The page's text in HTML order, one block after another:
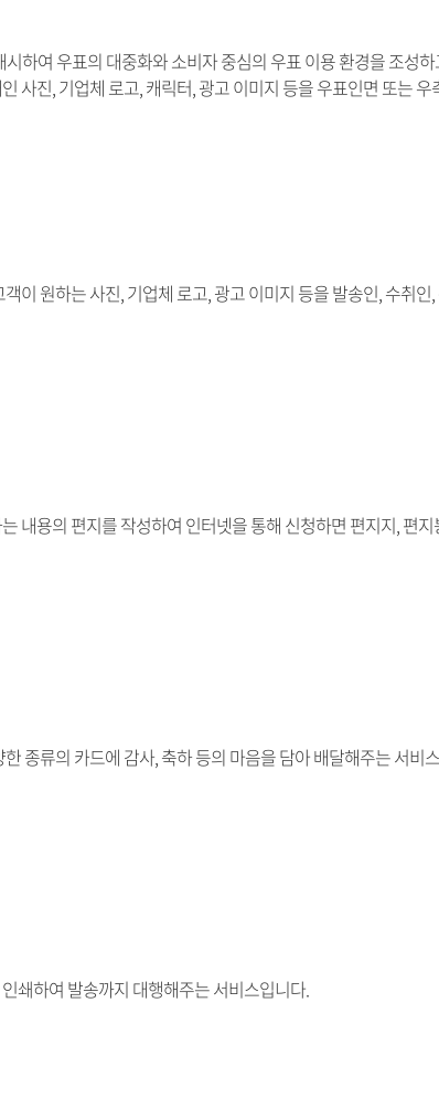
하여 우표의 대중화와 소비자 중심의 우표 이용 환경을 조성
사진, 기업체 로고, 캐릭터, 광고 이미지 등을 우표인면 또는
이 원하는 사진, 기업체 로고, 광고 이미지 등을 발송인, 수취
내용의 편지를 작성하여 인터넷을 통해 신청하면 편지지, 편
종류의 카드에 감사, 축하 등의 마음을 담아 배달해주는 서비
쇄하여 발송까지 대행해주는 서비스입니다.